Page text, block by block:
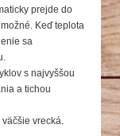
prejde do
Keď teplota
sa
s najvyššou
a tichou
vrecká.